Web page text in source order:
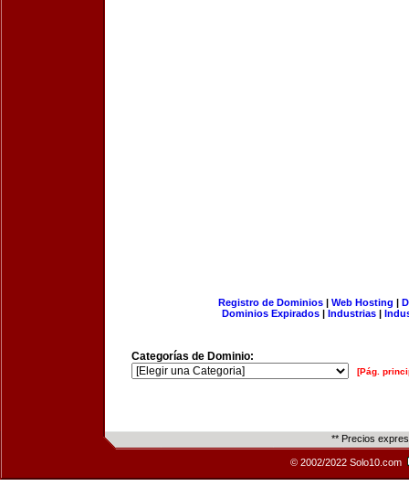
Registro de Dominios| Web Hosting |
Dominios Expirados | Industrias |
Categorías de Dominio:
[Pág.
** Precios
© 2002/2022 Solo10.com